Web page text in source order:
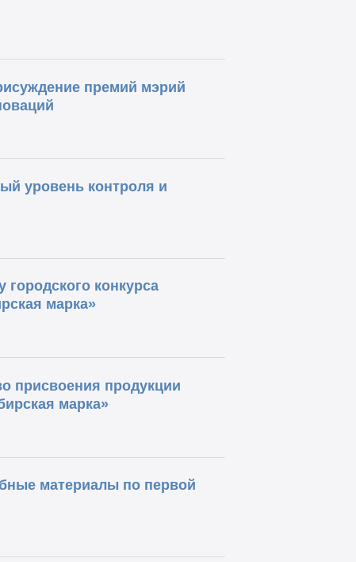
премий мэрий
уровень контроля и
конкурса
марка»
присвоения продукции
марка»
материалы по первой